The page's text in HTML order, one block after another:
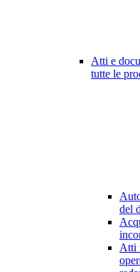
Atti e
tutte le
del
Atti